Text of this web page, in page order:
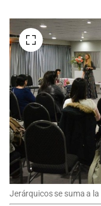
Jerárquicos se suma a